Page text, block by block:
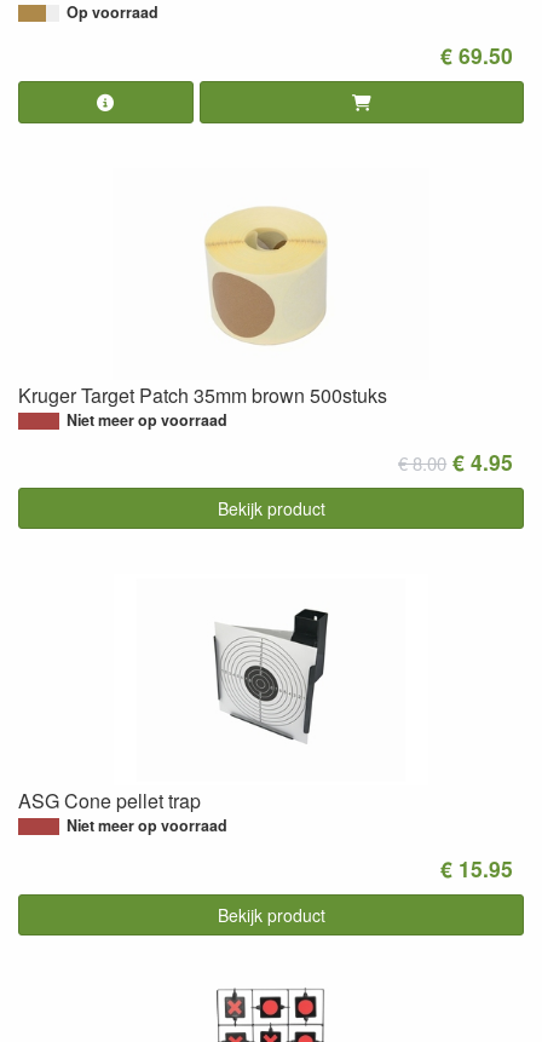
Op voorraad
€ 69.50
Kruger Target Patch 35mm brown 500stuks
Niet meer op voorraad
€ 8.00 € 4.95
Bekijk product
ASG Cone pellet trap
Niet meer op voorraad
€ 15.95
Bekijk product